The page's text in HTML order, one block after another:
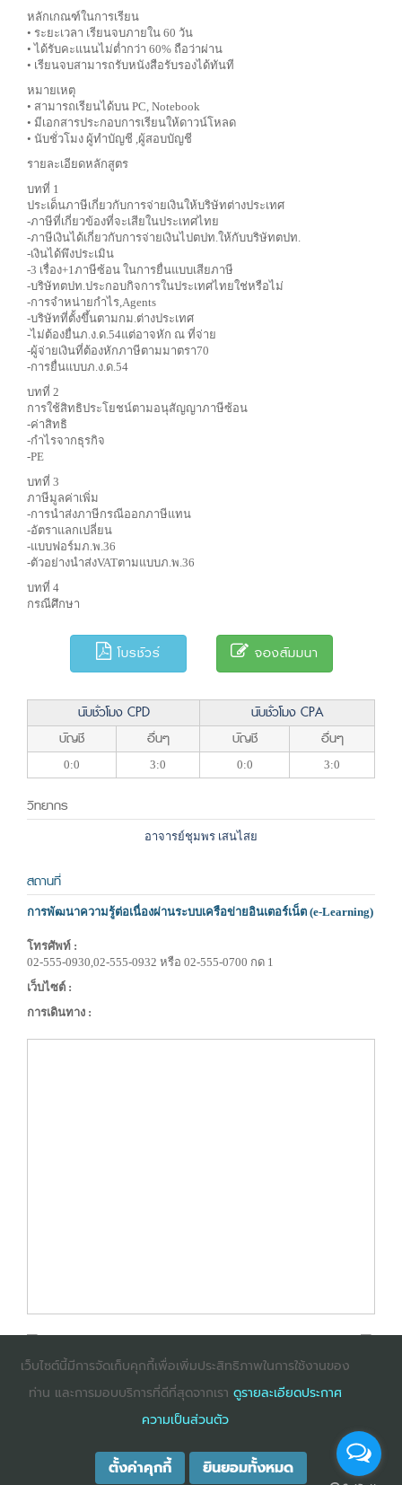
หลักเกณฑ์ในการเรียน
• ระยะเวลา เรียนจบภายใน 60 วัน
• ได้รับคะแนนไม่ต่ำกว่า 60% ถือว่าผ่าน
• เรียนจบสามารถรับหนังสือรับรองได้ทันที
หมายเหตุ
• สามารถเรียนได้บน PC, Notebook
• มีเอกสารประกอบการเรียนให้ดาวน์โหลด
• นับชั่วโมง ผู้ทำบัญชี ,ผู้สอบบัญชี
รายละเอียดหลักสูตร
บทที่ 1
ประเด็นภาษีเกี่ยวกับการจ่ายเงินให้บริษัทต่างประเทศ
-ภาษีที่เกี่ยวข้องที่จะเสียในประเทศไทย
-ภาษีเงินได้เกี่ยวกับการจ่ายเงินไปตปท.ให้กับบริษัทตปท.
-เงินได้พึงประเมิน
-3 เรื่อง+1ภาษีซ้อน ในการยื่นแบบเสียภาษี
-บริษัทตปท.ประกอบกิจการในประเทศไทยใช่หรือไม่
-การจำหน่ายกำไร,Agents
-บริษัทที่ตั้งขึ้นตามกม.ต่างประเทศ
-ไม่ต้องยื่นภ.ง.ด.54แต่อาจหัก ณ ที่จ่าย
-ผู้จ่ายเงินที่ต้องหักภาษีตามมาตรา70
-การยื่นแบบภ.ง.ด.54
บทที่ 2
การใช้สิทธิประโยชน์ตามอนุสัญญาภาษีซ้อน
-ค่าสิทธิ
-กำไรจากธุรกิจ
-PE
บทที่ 3
ภาษีมูลค่าเพิ่ม
-การนำส่งภาษีกรณีออกภาษีแทน
-อัตราแลกเปลี่ยน
-แบบฟอร์มภ.พ.36
-ตัวอย่างนำส่งVATตามแบบภ.พ.36
บทที่ 4
กรณีศึกษา
โบรชัวร์ จองสัมมนา
นับชั่วโมง CPD
นับชั่วโมง CPA
บัญชี
อื่นๆ บัญชี อื่นๆ
0:0 3:0 0:0 3:0
วิทยากร
อาจารย์ชุมพร เสนไสย
สถานที่
การพัฒนาความรู้ต่อเนื่องผ่านระบบเครือข่ายอินเตอร์เน็ต (e-Learning)
โทรศัพท์ :
02-555-0930,02-555-0932 หรือ 02-555-0700 กด 1
เว็บไซต์ :
การเดินทาง :
: InternetExplorer เวอร์ชั่น 10 ขึ้นไป
: Chrome เวอร์ชั่น 58 ขึ้นไป
COPYRIGHT ©2025DHARMNITI SEMINAR AND TRAINING CO., LTDALL
เว็บไซต์นี้มีการจัดเก็บคุกกี้เพื่อเพิ่มประสิทธิภาพในการใช้งานของ
ท่าน และการมอบบริการที่ดีที่สุดจากเรา ดูรายละเอียดประกาศ
ความเป็นส่วนตัว
ตั้งค่าคุกกี้ ยินยอมทั้งหมด